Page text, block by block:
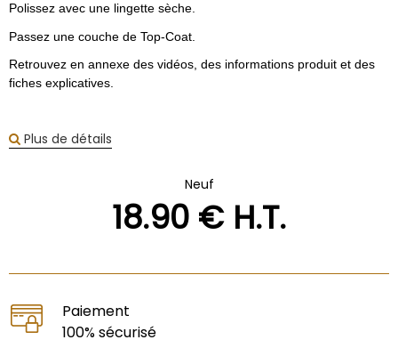
Polissez avec une lingette sèche.
Passez une couche de Top-Coat.
Retrouvez en annexe des vidéos, des informations produit et des
fiches explicatives.
Plus de détails
Neuf
18.90 € H.T.
Paiement
100% sécurisé